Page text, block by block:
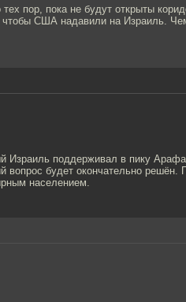
пор, пока не будут открыты
США надавили на Израиль.
поддерживал в пику
вопрос будет окончательно решён.
населением.